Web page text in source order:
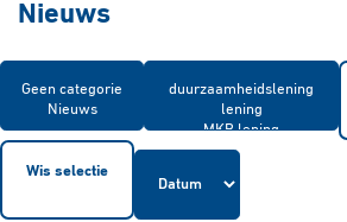
Nieuws
Wis selectie